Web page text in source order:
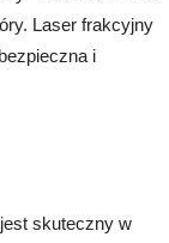
Laser frakcyjny
i
skuteczny w